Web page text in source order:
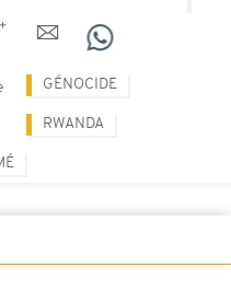
GÉNOCIDE
RWANDA